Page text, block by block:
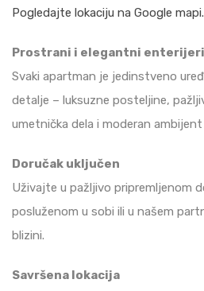
Pogledajte lokaciju na Google mapi.
Prostrani i elegantni enterijeri
Svaki apartman je jedinstveno
detalje – luksuzne posteljine,
umetnička dela i moderan
Doručak uključen
Uživajte u pažljivo pripremljenom
posluženom u sobi ili u našem
blizini.
Savršena lokacija